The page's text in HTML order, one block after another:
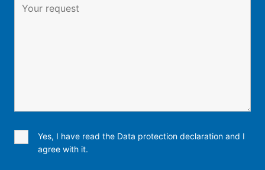
Yes, I have read the Data protection declaration and I
agree with it.